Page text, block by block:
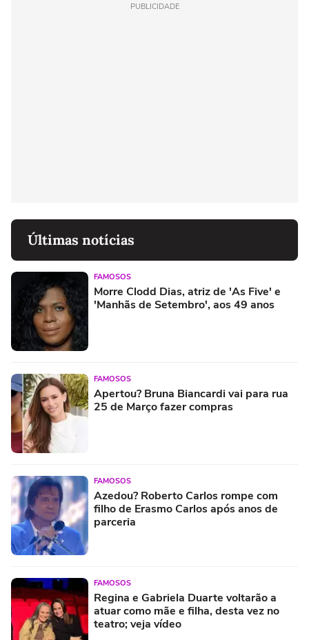
PUBLICIDADE
Últimas notícias
FAMOSOS
Morre Clodd Dias, atriz de 'As Five' e
'Manhãs de Setembro', aos 49 anos
FAMOSOS
Apertou? Bruna Biancardi vai para rua
25 de Março fazer compras
FAMOSOS
Azedou? Roberto Carlos rompe com
filho de Erasmo Carlos após anos de
parceria
FAMOSOS
Regina e Gabriela Duarte voltarão a
atuar como mãe e filha, desta vez no
teatro; veja vídeo